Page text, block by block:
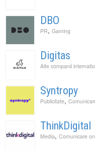
DBO
PR, Gaming
Digitas
Alte companii
Syntropy
Publicitate,
ThinkDigital
Media, Comunicare